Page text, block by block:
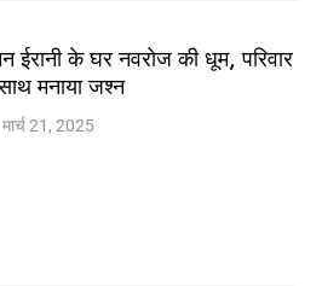
ईरानी के घर नवरोज की धूम, परिवार
मनाया जश्न
मार्च 21, 2025